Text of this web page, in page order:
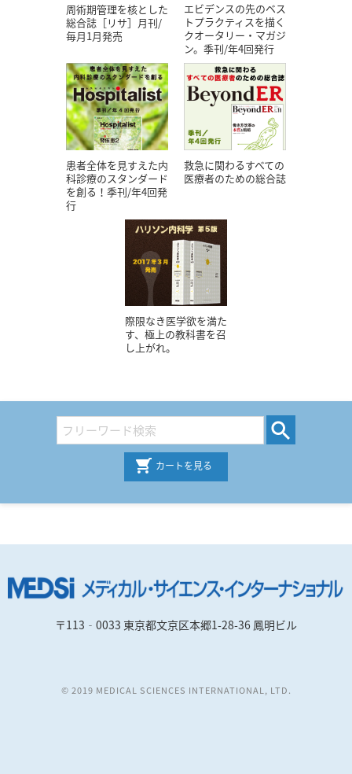
周術期管理を核とした
総合誌［リサ］月刊/
毎月1月発売
エビデンスの先のベス
トプラクティスを描く
クオータリー・マガジ
ン。季刊/年4回発行
患者全体を見すえた内
科診療のスタンダード
を創る！季刊/年4回発
行
救急に関わるすべての
医療者のための総合誌
際限なき医学欲を満た
す、極上の教科書を召
し上がれ。
カートを見る
〒113‐0033 東京都文京区本郷1-28-36 鳳明ビル
© 2019 MEDICAL SCIENCES INTERNATIONAL, LTD.